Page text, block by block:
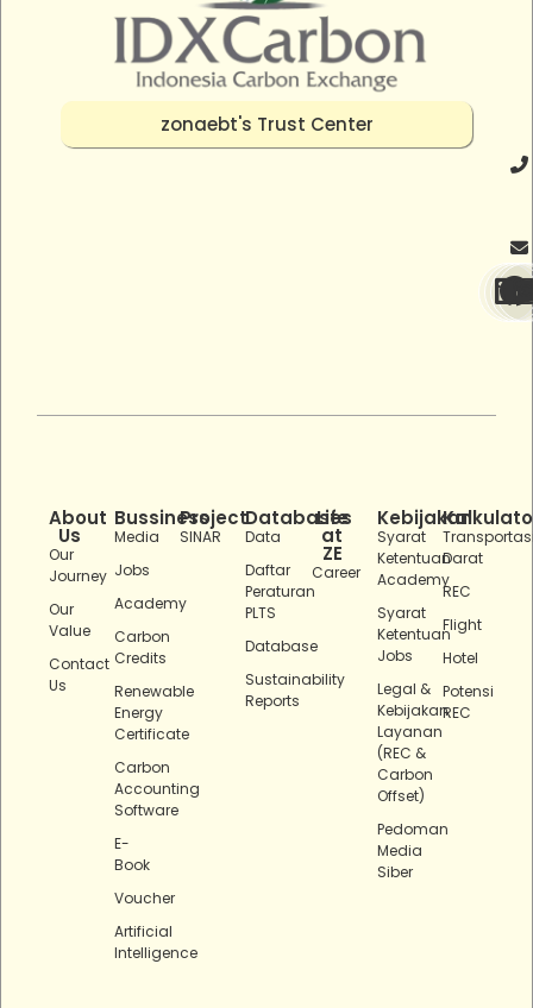
zonaebt's Trust Center
About
Us
Our
Journey
Our
Value
Contact
Us
Bussiness
Media
Jobs
Academy
Carbon
Credits
Renewable
Energy
Certificate
Carbon
Accounting
Software
E-
Book
Voucher
Artificial
Intelligence
Project
SINAR
Databases
Data
Daftar
Peraturan
PLTS
Database
Sustainability
Reports
Life
at
ZE
Career
Kebijakan
Syarat
Ketentuan
Academy
Syarat
Ketentuan
Jobs
Legal &
Kebijakan
Layanan
(REC &
Carbon
Offset)
Pedoman
Media
Siber
Darat
REC
Flight
Hotel
Potensi
REC